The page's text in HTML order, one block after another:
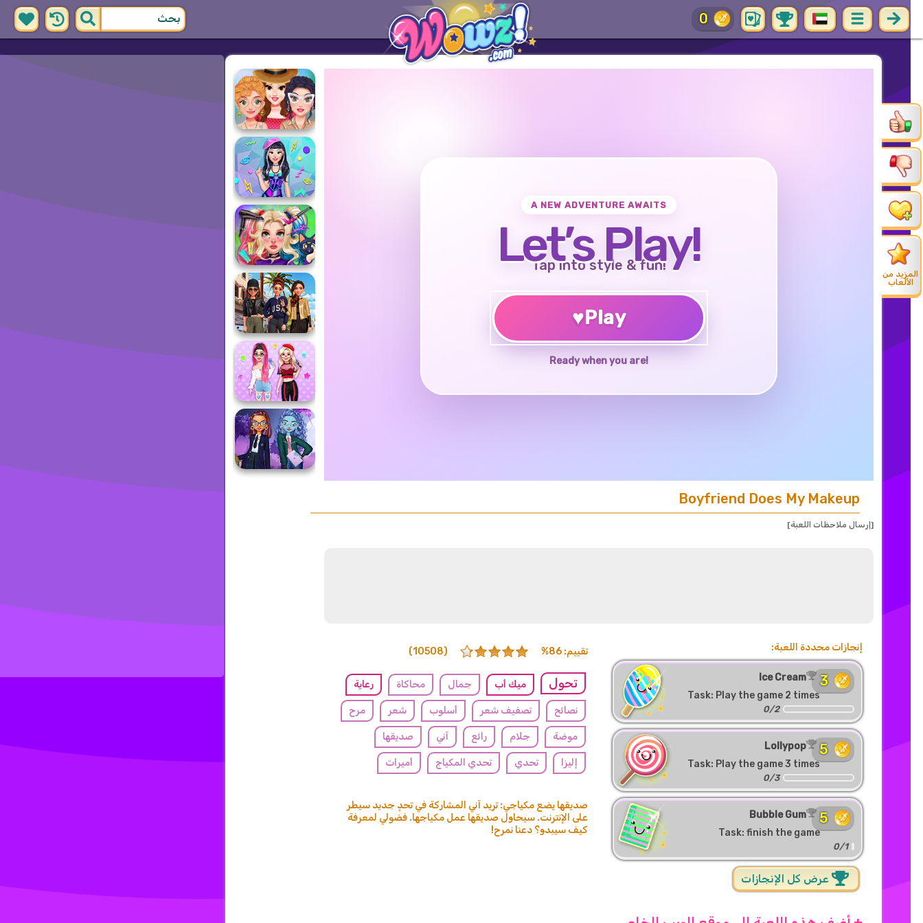
0
المزيد من
الألعاب
A NEW ADVENTURE AWAITS
Let’s Play!
Tap into style & fun!
♥Play
Ready when you are!
Boyfriend Does My Makeup
[إرسال ملاحظات اللعبة]
تقييم: 86% (10508)
تحول ميك أب جمال محاكاة رعاية
نصائح تصفيف شعر أسلوب شعر مرح
موضة جلام رائع آني صديقها
إليزا تحدي تحدي المكياج أميرات
صديقها يضع مكياجي: تريد آني المشاركة في تحدٍ جديد سيطر
على الإنترنت. سيحاول صديقها عمل مكياجها. فضولي لمعرفة
كيف سيبدو؟ دعنا نمرح!
إنجازات محددة اللعبة:
Ice Cream
Task: Play the game 2 times
3
0/2
Lollypop
Task: Play the game 3 times
5
0/3
Bubble Gum
Task: finish the game
5
0/1
عرض كل الإنجازات